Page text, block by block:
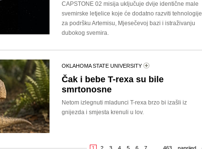
CAPSTONE 02 misija uključuje dvije identične male
svemirske letjelice koje će dodatno razviti tehnologije
za podršku Artemisu, Mjesečevoj bazi i istraživanju
dubokog svemira.
OKLAHOMA STATE UNIVERSITY
Čak i bebe T-rexa su bile
smrtonosne
Netom izlegnuti mladunci T-rexa brzo bi izašli iz
gnijezda i smjesta krenuli u lov.